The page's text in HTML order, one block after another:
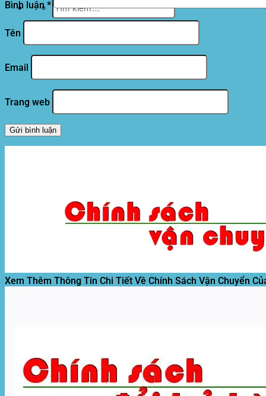
kiếm:
Bình luận*
Tên
Email
Trang web
Xem Thêm Thông Tin Chi Tiết Về Chính Sách Vận Chuyển